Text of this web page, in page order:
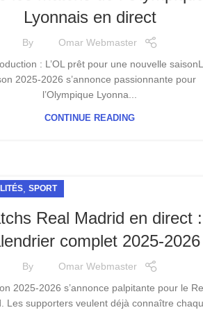
Lyonnais en direct
By
Omar Webmaster
: L’OL prêt pour une nouvelle
2025-2026 s’annonce passionnante pour
l’Olympique Lyonna...
CONTINUE READING
SPORT
Real Madrid en direct :
complet 2025-2026
By
Omar Webmaster
2025-2026 s’annonce palpitante pour le
Les supporters veulent déjà connaître